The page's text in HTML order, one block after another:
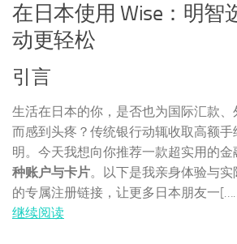
在日本使用 Wise：明智
动更轻松
引言
生活在日本的你，是否也为国际汇款
而感到头疼？传统银行动辄收取高额
明。今天我想向你推荐一款超实用的金
种账户与卡片。以下是我亲身体验与
的专属注册链接，让更多日本朋友一
继续阅读